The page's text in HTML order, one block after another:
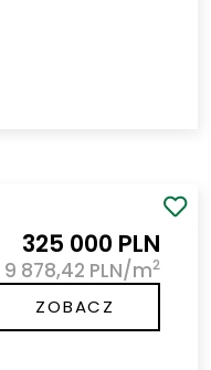
325 000 PLN
9 878,42 PLN/m2
ZOBACZ